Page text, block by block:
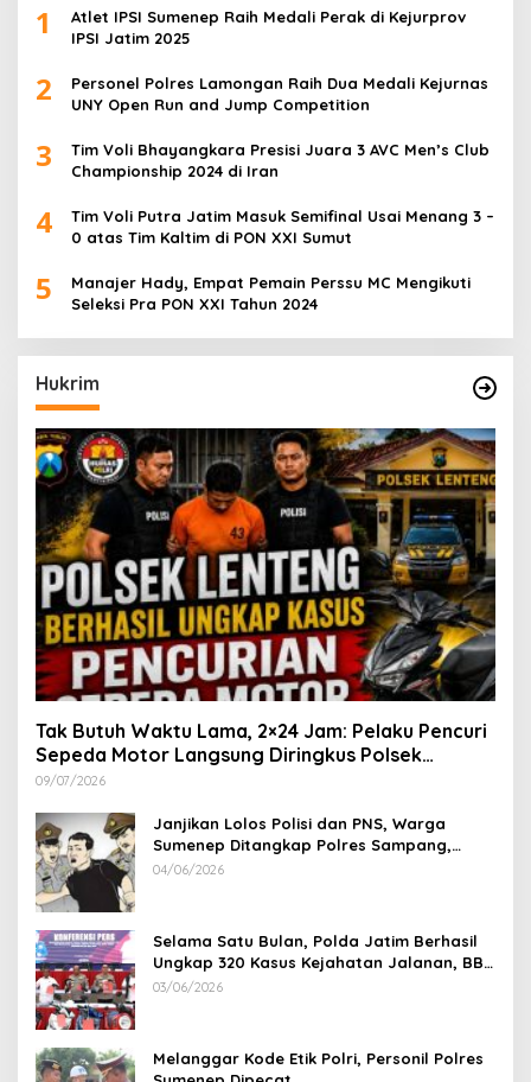
1
Atlet IPSI Sumenep Raih Medali Perak di Kejurprov
IPSI Jatim 2025
2
Personel Polres Lamongan Raih Dua Medali Kejurnas
UNY Open Run and Jump Competition
3
Tim Voli Bhayangkara Presisi Juara 3 AVC Men’s Club
Championship 2024 di Iran
4
Tim Voli Putra Jatim Masuk Semifinal Usai Menang 3 –
0 atas Tim Kaltim di PON XXI Sumut
5
Manajer Hady, Empat Pemain Perssu MC Mengikuti
Seleksi Pra PON XXI Tahun 2024
Hukrim
Tak Butuh Waktu Lama, 2×24 Jam: Pelaku Pencuri
Sepeda Motor Langsung Diringkus Polsek
Lenteng di Wilayah Manding
09/07/2026
Janjikan Lolos Polisi dan PNS, Warga
Sumenep Ditangkap Polres Sampang,
Korban Rugi Rp 600 juta
04/06/2026
Selama Satu Bulan, Polda Jatim Berhasil
Ungkap 320 Kasus Kejahatan Jalanan, BB
100 Sepeda Motor dan 12 Mobil Diamankan
03/06/2026
Melanggar Kode Etik Polri, Personil Polres